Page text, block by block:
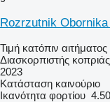
Rozrzutnik
Τιμή κατόπιν αιτήματος
Διασκορπιστής κοπριάς
2023
Κατάσταση καινούριο
Ικανότητα φορτίου